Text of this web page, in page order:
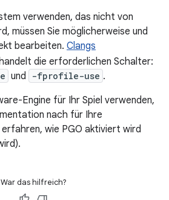
verwenden, das nicht von
müssen Sie möglicherweise und
bearbeiten. Clangs
die erforderlichen Schalter:
und -fprofile-use .
Engine für Ihr Spiel verwenden,
nach für Ihre
erfahren, wie PGO aktiviert wird
War das hilfreich?